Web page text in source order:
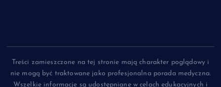
Treści zamieszczone na tej stronie mają charakter poglądowy i
nie mogą być traktowane jako profesjonalna porada medyczna.
Wszelkie informacje są udostępniane w celach edukacyjnych i